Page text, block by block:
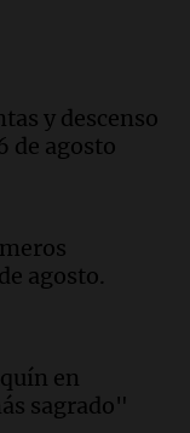
con
por
dejó tres
celebró la
y descenso
de agosto
agosto.
en
sagrado"